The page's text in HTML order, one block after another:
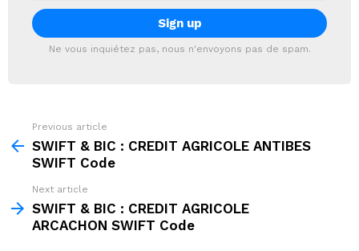
Ne vous inquiétez pas, nous n'envoyons pas de spam.
more
Previous article
SWIFT & BIC : CREDIT AGRICOLE ANTIBES
SWIFT Code
Next article
SWIFT & BIC : CREDIT AGRICOLE
ARCACHON SWIFT Code